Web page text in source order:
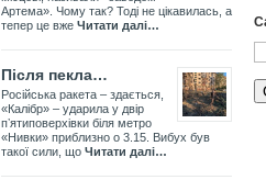
Артема». Чому так? Тоді не цікавилась, а
тепер це вже Читати далі…
Після пекла…
Російська ракета – здається,
«Калібр» – ударила у двір
пʼятиповерхівки біля метро
«Нивки» приблизно о 3.15. Вибух був
такої сили, що Читати далі…